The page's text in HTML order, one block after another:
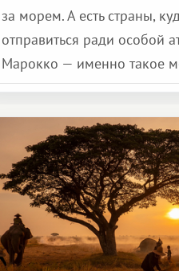
за морем. А есть страны,
отправиться ради особой
Марокко — именно такое